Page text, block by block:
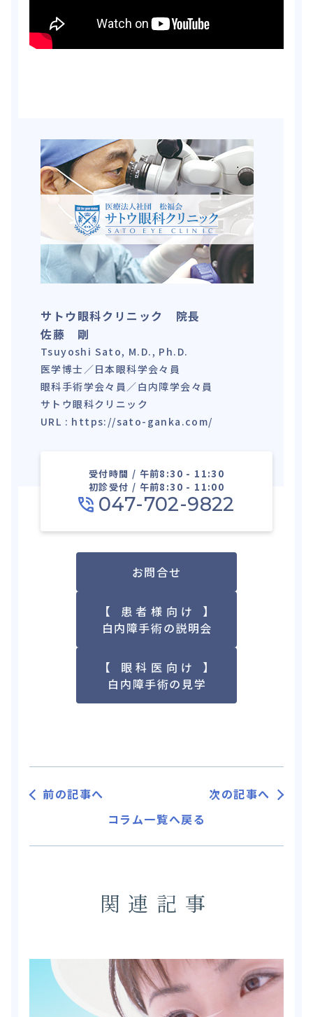
サトウ眼科クリニック 院長
佐藤 剛
Tsuyoshi Sato, M.D., Ph.D.
医学博士／日本眼科学会々員
眼科手術学会々員／白内障学会々員
サトウ眼科クリニック
URL : https://sato-ganka.com/
受付時間 / 午前8:30 - 11:30
初診受付 / 午前8:30 - 11:00
047-702-9822
お問合せ
【 患者様向け 】
白内障手術の説明会
【 眼科医向け 】
白内障手術の見学
前の記事へ
コラム一覧へ戻る
次の記事へ
関連記事